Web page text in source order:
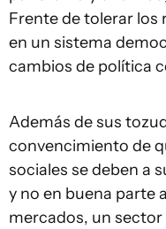
Frente de tolerar los
en un sistema
cambios de política
Además de sus
convencimiento de
sociales se deben a
y no en buena parte
mercados, un